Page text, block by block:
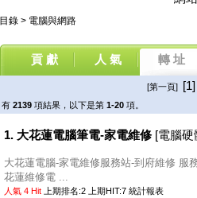
目錄 > 電腦與網路
貢 獻 人 氣 轉 址
[第一頁] [1]
有 2139 項結果，以下是第 1-20項。
1. 大花蓮電腦筆電-家電維修 [電腦硬
大花蓮電腦-家電維修服務站-到府維修 服
花蓮維修電 ...
人氣 4 Hit 上期排名:2 上期HIT:7 統計報表